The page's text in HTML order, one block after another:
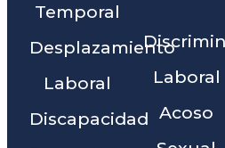
Temporal
Desplazamiento
Laboral
Discapacidad
Laboral
Acoso